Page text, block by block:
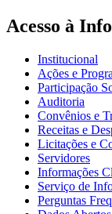
Acesso à
Institucional
Ações e
Participação
Auditoria
Convênios e
Receitas e
Licitações e
Servidores
Informações
Serviço de
Perguntas